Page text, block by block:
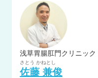
浅草胃腸肛門クリニック
さとう かねとし
佐藤 兼俊